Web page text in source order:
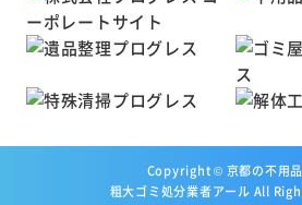
Copyright © 京都の不用
粗大ゴミ処分業者アール All